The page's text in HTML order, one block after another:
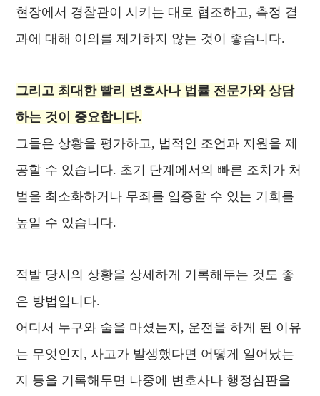
현장에서 경찰관이 시키는 대로 협조하고, 측정 결
과에 대해 이의를 제기하지 않는 것이 좋습니다.
그리고 최대한 빨리 변호사나 법률 전문가와 상담
하는 것이 중요합니다.
그들은 상황을 평가하고, 법적인 조언과 지원을 제
공할 수 있습니다. 초기 단계에서의 빠른 조치가 처
벌을 최소화하거나 무죄를 입증할 수 있는 기회를
높일 수 있습니다.
적발 당시의 상황을 상세하게 기록해두는 것도 좋
은 방법입니다.
어디서 누구와 술을 마셨는지, 운전을 하게 된 이유
는 무엇인지, 사고가 발생했다면 어떻게 일어났는
지 등을 기록해두면 나중에 변호사나 행정심판을